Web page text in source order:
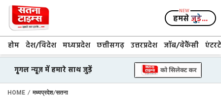
Skip
content
हमसेजुड़े...
होम देश/विदेश मध्यप्रदेश छत्तीसगढ़ उत्तरप्रदेश जॉब/वेकैंसी
गूगल न्यूज़ में हमारे साथ जुड़ें
HOME / मध्यप्रदेश/सतना